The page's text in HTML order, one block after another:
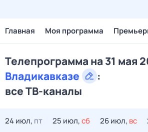
Главная Моя программа
Телепрограмма на 31 мая
Владикавказе
:
все ТВ-каналы
24 июл, пт 25 июл,сб 26 июл, вс